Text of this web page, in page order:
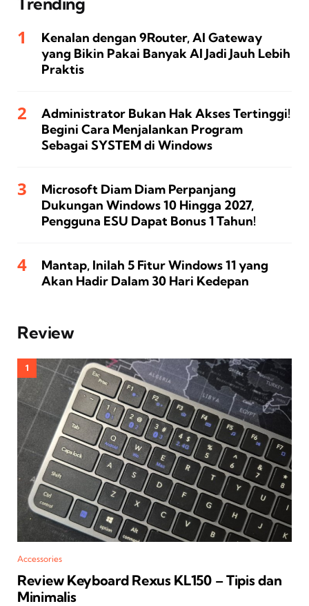
Kenalan dengan 9Router, AI Gateway
yang Bikin Pakai Banyak AI Jadi Jauh Lebih
Praktis
Administrator Bukan Hak Akses Tertinggi!
Begini Cara Menjalankan Program
Sebagai SYSTEM di Windows
Microsoft Diam Diam Perpanjang
Dukungan Windows 10 Hingga 2027,
Pengguna ESU Dapat Bonus 1 Tahun!
Mantap, Inilah 5 Fitur Windows 11 yang
Akan Hadir Dalam 30 Hari Kedepan
Review
Accessories
Review Keyboard Rexus KL150 – Tipis dan
Minimalis